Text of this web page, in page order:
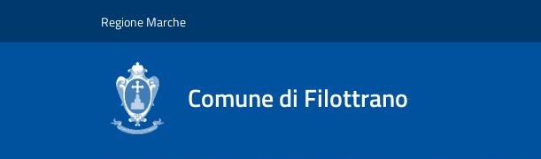
Regione Marche
Comune di Filottrano